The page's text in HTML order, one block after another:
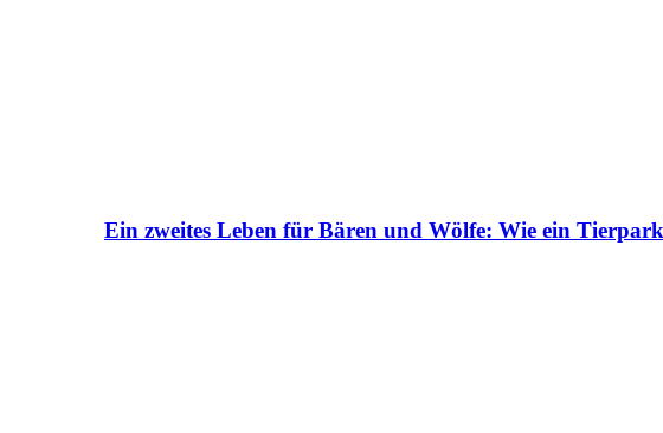
Ein zweites Leben für Bären und Wölfe: Wie ein